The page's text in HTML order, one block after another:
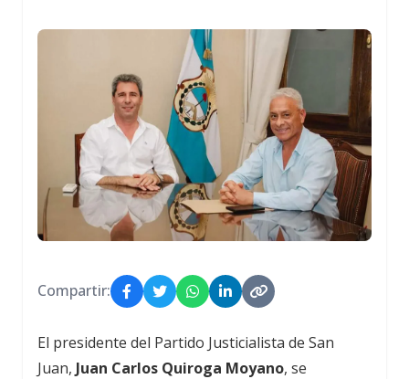
Compartir:
El presidente del Partido Justicialista de San
Juan, Juan Carlos Quiroga Moyano, se